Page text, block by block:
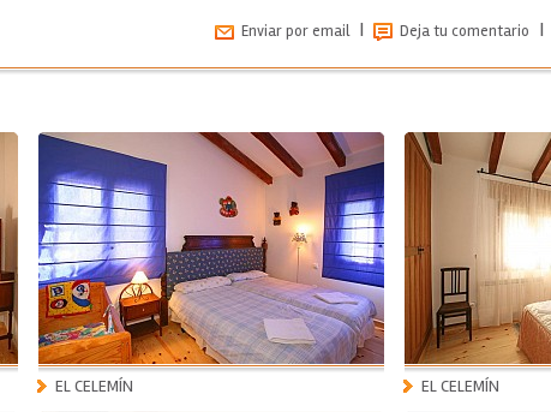
Enviar por email | Deja tu comentario |
EL CELEMÍN EL CELEMÍN